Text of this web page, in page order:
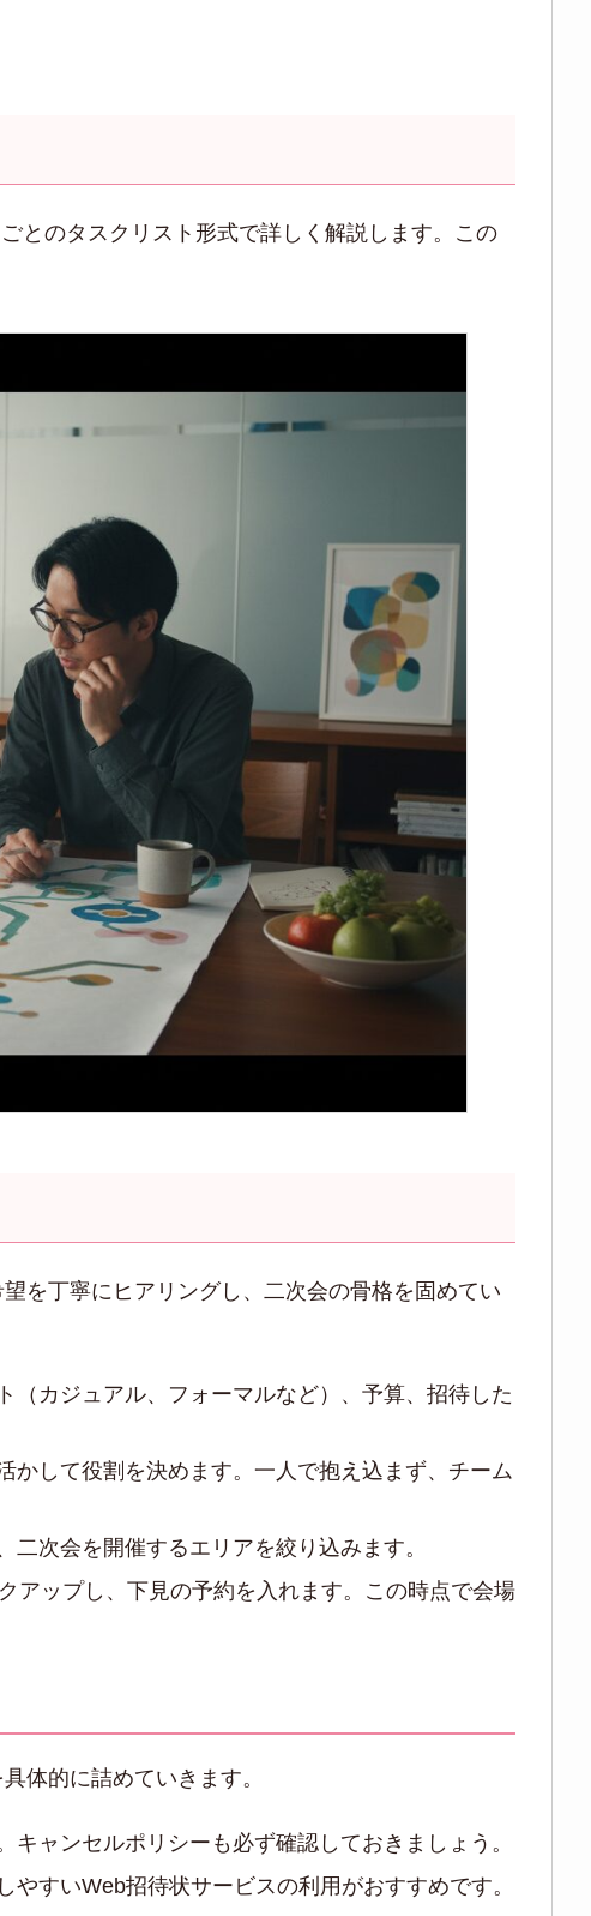
とのタスクリスト形式で詳しく解説します。この
を丁寧にヒアリングし、二次会の骨格を固めてい
（カジュアル、フォーマルなど）、予算、招待した
かして役割を決めます。一人で抱え込まず、チーム
次会を開催するエリアを絞り込みます。
アップし、下見の予約を入れます。この時点で会場
体的に詰めていきます。
ャンセルポリシーも必ず確認しておきましょう。
すいWeb招待状サービスの利用がおすすめです。